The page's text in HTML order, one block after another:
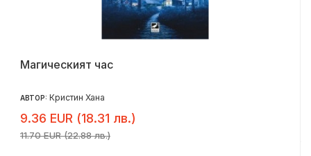
Магическият час
АВТОР: Кристин Хана
9.36 EUR (18.31 лв.)
11.70 EUR (22.88 лв.)